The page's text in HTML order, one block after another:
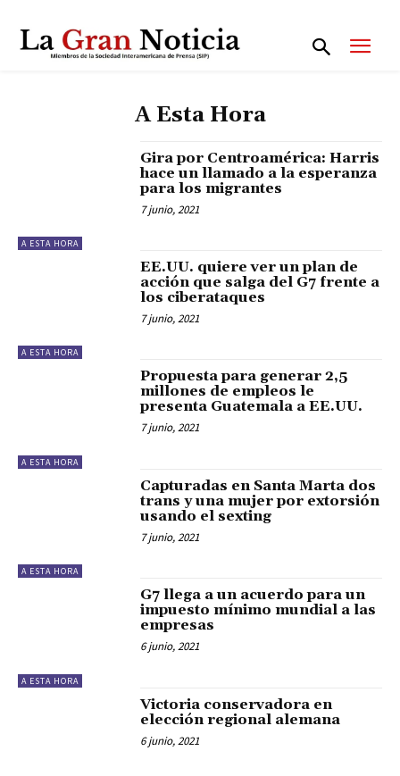
A Esta Hora
A ESTA HORA
Gira por Centroamérica: Harris
hace un llamado a la esperanza
para los migrantes
7 junio, 2021
A ESTA HORA
EE.UU. quiere ver un plan de
acción que salga del G7 frente a
los ciberataques
7 junio, 2021
A ESTA HORA
Propuesta para generar 2,5
millones de empleos le
presenta Guatemala a EE.UU.
7 junio, 2021
A ESTA HORA
Capturadas en Santa Marta dos
trans y una mujer por extorsión
usando el sexting
7 junio, 2021
A ESTA HORA
G7 llega a un acuerdo para un
impuesto mínimo mundial a las
empresas
6 junio, 2021
Victoria conservadora en
elección regional alemana
6 junio, 2021